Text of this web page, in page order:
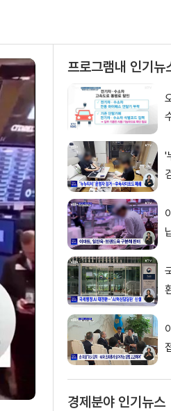
프로그램내 인기뉴
'
경제분야 인기뉴스